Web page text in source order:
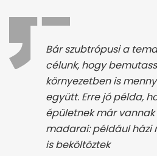
Bár szubtrópusi a
célunk, hogy
környezetben is
együtt. Erre jó példa,
épületnek már
madarai: például házi
is beköltöztek